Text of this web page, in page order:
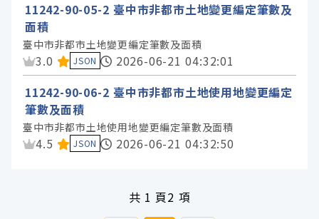
服務分類
格式
標籤
授權
11242-90-05-2 臺中市非都市土地變更編定筆數及
面積
臺中市非都市土地變更編定筆數及面積
資料集評分：
3.0 JSON
2026-06-21 04:32:01
11242-90-06-2 臺中市非都市土地使用地變更編定
筆數及面積
臺中市非都市土地使用地變更編定筆數及面積
資料集評分：
4.5 JSON 2026-06-21 04:32:50
共 1 頁2 項